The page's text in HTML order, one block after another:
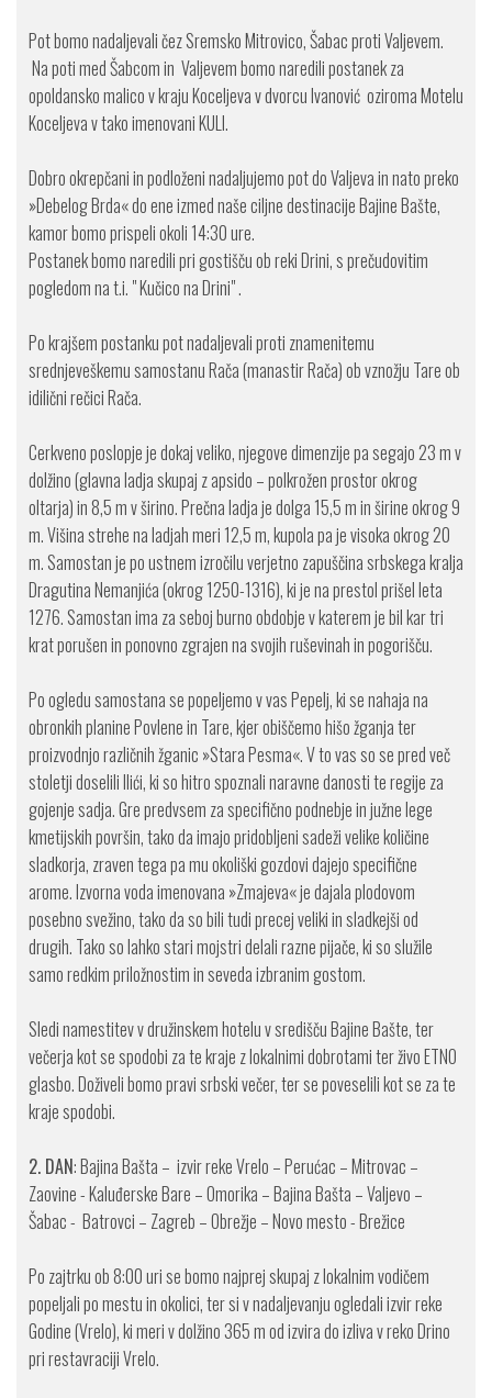
Pot bomo nadaljevali čez Sremsko Mitrovico, Šabac proti Valjevem.
Na poti med Šabcom in Valjevem bomo naredili postanek za
opoldansko malico v kraju Koceljeva v dvorcu Ivanović oziroma Motelu
Koceljeva v tako imenovani KULI.
Dobro okrepčani in podloženi nadaljujemo pot do Valjeva in nato preko
»Debelog Brda« do ene izmed naše ciljne destinacije Bajine Bašte,
kamor bomo prispeli okoli 14:30 ure.
Postanek bomo naredili pri gostišču ob reki Drini, s prečudovitim
pogledom na t.i. " Kučico na Drini" .
Po krajšem postanku pot nadaljevali proti znamenitemu
srednjeveškemu samostanu Rača (manastir Rača) ob vznožju Tare ob
idilični rečici Rača.
Cerkveno poslopje je dokaj veliko, njegove dimenzije pa segajo 23 m v
dolžino (glavna ladja skupaj z apsido – polkrožen prostor okrog
oltarja) in 8,5 m v širino. Prečna ladja je dolga 15,5 m in širine okrog 9
m. Višina strehe na ladjah meri 12,5 m, kupola pa je visoka okrog 20
m. Samostan je po ustnem izročilu verjetno zapuščina srbskega kralja
Dragutina Nemanjića (okrog 1250-1316), ki je na prestol prišel leta
1276. Samostan ima za seboj burno obdobje v katerem je bil kar tri
krat porušen in ponovno zgrajen na svojih ruševinah in pogorišču.
Po ogledu samostana se popeljemo v vas Pepelj, ki se nahaja na
obronkih planine Povlene in Tare, kjer obiščemo hišo žganja ter
proizvodnjo različnih žganic »Stara Pesma«. V to vas so se pred več
stoletji doselili Ilići, ki so hitro spoznali naravne danosti te regije za
gojenje sadja. Gre predvsem za specifično podnebje in južne lege
kmetijskih površin, tako da imajo pridobljeni sadeži velike količine
sladkorja, zraven tega pa mu okoliški gozdovi dajejo specifične
arome. Izvorna voda imenovana »Zmajeva« je dajala plodovom
posebno svežino, tako da so bili tudi precej veliki in sladkejši od
drugih. Tako so lahko stari mojstri delali razne pijače, ki so služile
samo redkim priložnostim in seveda izbranim gostom.
Sledi namestitev v družinskem hotelu v središču Bajine Bašte, ter
večerja kot se spodobi za te kraje z lokalnimi dobrotami ter živo ETNO
glasbo. Doživeli bomo pravi srbski večer, ter se poveselili kot se za te
kraje spodobi.
2. DAN: Bajina Bašta – izvir reke Vrelo – Perućac – Mitrovac –
Zaovine - Kaluđerske Bare – Omorika – Bajina Bašta – Valjevo –
Šabac - Batrovci – Zagreb – Obrežje – Novo mesto - Brežice
Po zajtrku ob 8:00 uri se bomo najprej skupaj z lokalnim vodičem
popeljali po mestu in okolici, ter si v nadaljevanju ogledali izvir reke
Godine (Vrelo), ki meri v dolžino 365 m od izvira do izliva v reko Drino
pri restavraciji Vrelo.